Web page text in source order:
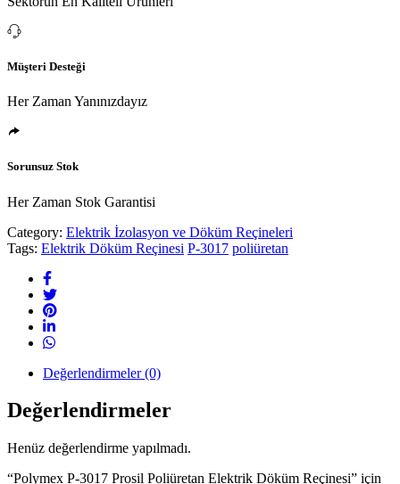
Müşteri Desteği
Her Zaman Yanınızdayız
Sorunsuz Stok
Her Zaman Stok Garantisi
Category: Elektrik İzolasyon ve Döküm Reçineleri
Tags: Elektrik Döküm Reçinesi P-3017 poliüretan
Değerlendirmeler (0)
Değerlendirmeler
Henüz değerlendirme yapılmadı.
“Polymex P-3017 Prosil Poliüretan Elektrik Döküm Reçinesi” için